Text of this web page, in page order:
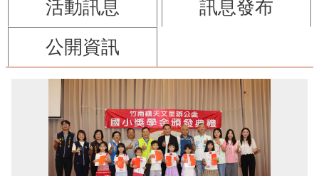
活動訊息
訊息發布
公開資訊